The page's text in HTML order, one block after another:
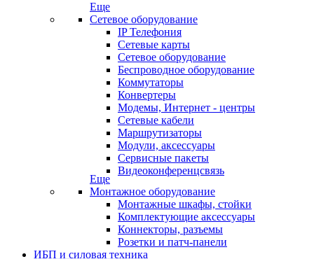
Еще
Сетевое оборудование
IP Телефония
Сетевые карты
Сетевое оборудование
Беспроводное оборудование
Коммутаторы
Конвертеры
Модемы, Интернет - центры
Сетевые кабели
Маршрутизаторы
Модули, аксессуары
Сервисные пакеты
Видеоконференцсвязь
Еще
Монтажное оборудование
Монтажные шкафы, стойки
Комплектующие аксессуары
Коннекторы, разъемы
Розетки и патч-панели
ИБП и силовая техника